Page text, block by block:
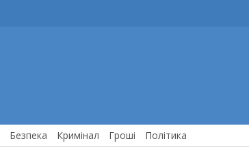
Безпека Кримінал Гроші Політика